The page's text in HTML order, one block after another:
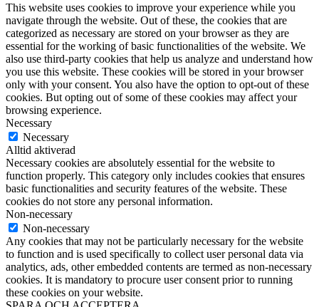
This website uses cookies to improve your experience while you
navigate through the website. Out of these, the cookies that are
categorized as necessary are stored on your browser as they are
essential for the working of basic functionalities of the website. We
also use third-party cookies that help us analyze and understand how
you use this website. These cookies will be stored in your browser
only with your consent. You also have the option to opt-out of these
cookies. But opting out of some of these cookies may affect your
browsing experience.
Necessary
Necessary
Alltid aktiverad
Necessary cookies are absolutely essential for the website to
function properly. This category only includes cookies that ensures
basic functionalities and security features of the website. These
cookies do not store any personal information.
Non-necessary
Non-necessary
Any cookies that may not be particularly necessary for the website
to function and is used specifically to collect user personal data via
analytics, ads, other embedded contents are termed as non-necessary
cookies. It is mandatory to procure user consent prior to running
these cookies on your website.